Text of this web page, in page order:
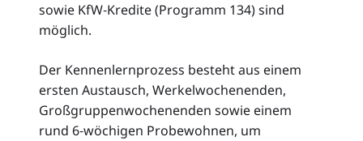
sowie KfW‑Kredite (Programm 134) sind
möglich.
Der Kennenlernprozess besteht aus einem
ersten Austausch, Werkelwochenenden,
Großgruppenwochenenden sowie einem
rund 6‑wöchigen Probewohnen, um